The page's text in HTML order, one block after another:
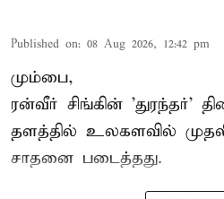
Published on: 08 Aug 2026, 12:42 pm
மும்பை,
ரன்வீர் சிங்கின் 'துரந்தர்'
தளத்தில் உலகளவில்
சாதனை படைத்தது.